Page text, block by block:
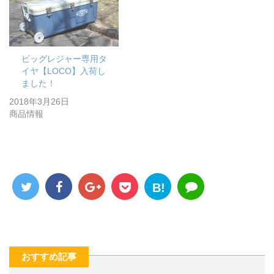
ビッグレジャー専用タ
イヤ【LOCO】入荷し
ました！
2018年3月26日
商品情報
B!
おすすめ記事